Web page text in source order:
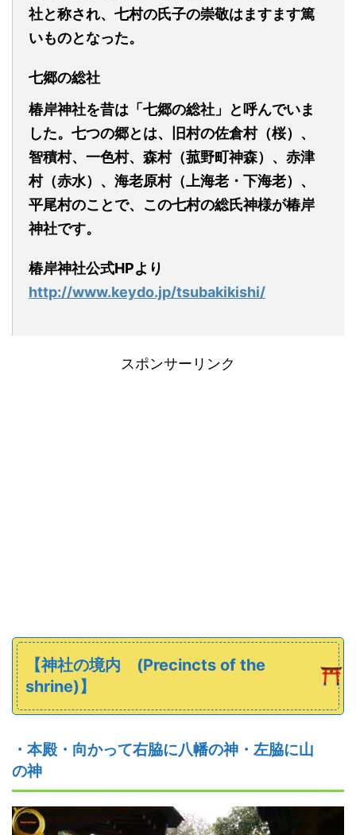
社と称され、七村の氏子の崇敬はますます篤
いものとなった。
七郷の総社
椿岸神社を昔は「七郷の総社」と呼んでいま
した。七つの郷とは、旧村の佐倉村（桜）、
智積村、一色村、森村（菰野町神森）、赤津
村（赤水）、海老原村（上海老・下海老）、
平尾村のことで、この七村の総氏神様が椿岸
神社です。
椿岸神社公式HPより
http://www.keydo.jp/tsubakikishi/
スポンサーリンク
【神社の境内
(Precincts of the
shrine)】
・本殿・向かって右脇に八幡の神 ・ 左脇に山
の神